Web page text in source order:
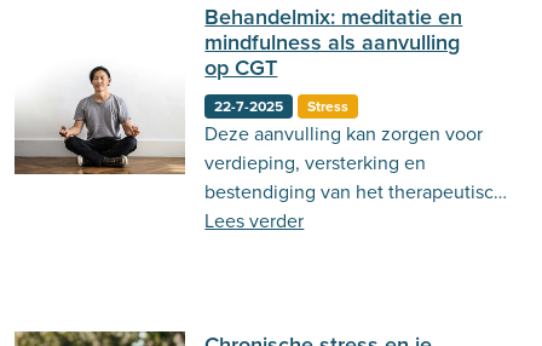
Behandelmix: meditatie en
mindfulness als aanvulling
op CGT
22-7-2025 Stress
Deze aanvulling kan zorgen voor
verdieping, versterking en
bestendiging van het therapeutisch
effect van CGT.
Lees verder